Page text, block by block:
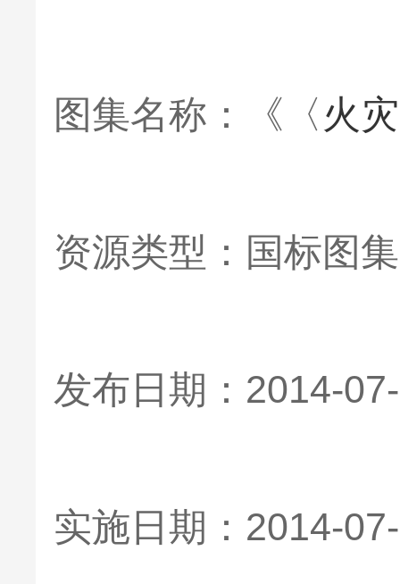
图集名称：《〈 火
资源类型：国标图集
发布日期：2014-
实施日期：2014-